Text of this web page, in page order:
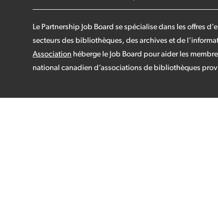
Le Partnership Job Board se spécialise dans les offres
secteurs des bibliothèques, des archives et de
Association héberge le Job Board pour aider les
national canadien d’associations de bibliothèques